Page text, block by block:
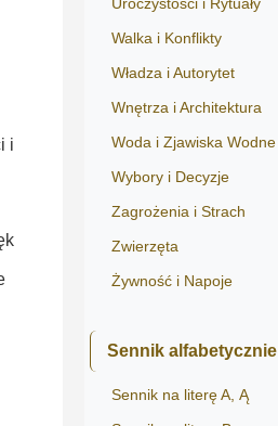
i
Walka i Konflikty
Władza i Autorytet
Wnętrza i Architektura
Woda i Zjawiska Wodne
Wybory i Decyzje
Zagrożenia i Strach
Zwierzęta
Żywność i Napoje
Sennik alfabetycznie
Sennik na literę A, Ą